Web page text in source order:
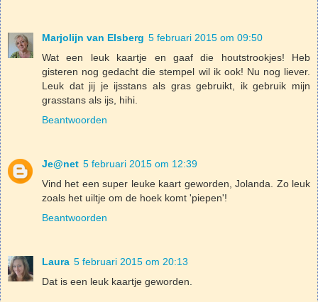
Marjolijn van Elsberg 5 februari 2015 om 09:50
Wat een leuk kaartje en gaaf die houtstrookjes! Heb
gisteren nog gedacht die stempel wil ik ook! Nu nog liever.
Leuk dat jij je ijsstans als gras gebruikt, ik gebruik mijn
grasstans als ijs, hihi.
Beantwoorden
Je@net 5 februari 2015 om 12:39
Vind het een super leuke kaart geworden, Jolanda. Zo leuk
zoals het uiltje om de hoek komt 'piepen'!
Beantwoorden
Laura 5 februari 2015 om 20:13
Dat is een leuk kaartje geworden.